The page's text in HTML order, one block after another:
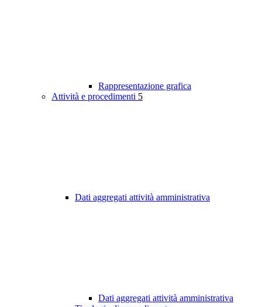
Rappresentazione grafica
Attività e procedimenti 5
Dati aggregati attività amministrativa
Dati aggregati attività amministrativa